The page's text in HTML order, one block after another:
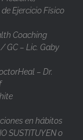
Ejercicio Físico
Coaching
GC – Lic. Gaby
– Dr.
en hábitos
SUSTITUYEN o